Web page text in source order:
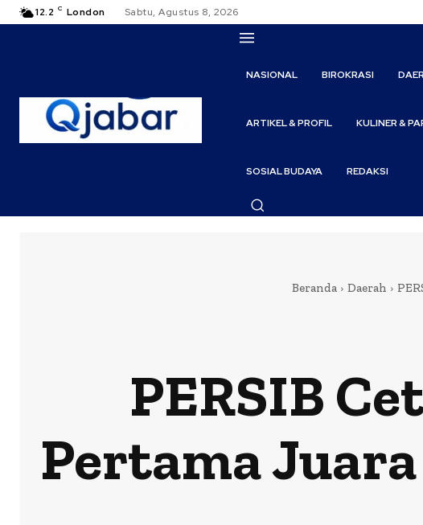
12.2 C London Sabtu, Agustus 8, 2026
NASIONAL BIROKRASI
ARTIKEL & PROFIL KULINER &
SOSIAL BUDAYA REDAKSI
Beranda Daerah
PERSIB
Pertama